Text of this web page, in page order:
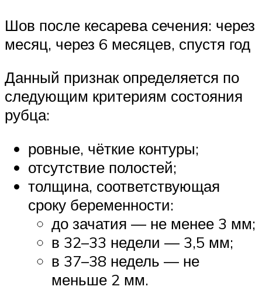
Шов после кесарева сечения: через
месяц, через 6 месяцев, спустя год
Данный признак определяется по
следующим критериям состояния
рубца:
ровные, чёткие контуры;
отсутствие полостей;
толщина, соответствующая
сроку беременности:
до зачатия — не менее 3 мм;
в 32–33 недели — 3,5 мм;
в 37–38 недель — не
меньше 2 мм.